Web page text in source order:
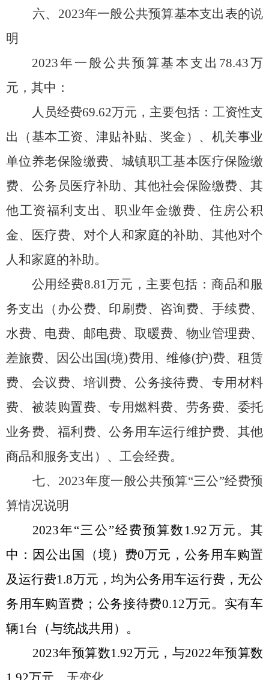
六、 2023年一般公共预算基本支出表的说
明
2023年一般公共预算基本支出 78.43万
元，其中：
人员经费69.62万元，主要包括： 工资性支
出
（基本工资、津贴补贴、奖金 ） 、 机关事业
单位养老保险缴费、 城镇职工基本医疗保险缴
费、 公务员医疗补助、其他社会保险缴费、其
他工资福利支出 、 职业年金缴费 、住房公积
金、 医疗费、 对个人和家庭的补助、 其他对个
人和家庭的补助。
公用经费8.81万元，主要包括： 商品和服
务支出
（ 办公费、 印刷费、 咨询费、 手续费、
水费、 电费、 邮电费、取暖费、 物业管理费、
差旅费、 因公出国(境)费用 、 维修(护)费、 租赁
费、 会议费、 培训费、公务接待费、 专用材料
费、 被装购置费、专用燃料费、 劳务费、 委托
业务费、 福利费、公务用车运行维护费、 其他
商品和服务支出） 、 工会经费。
七、 2023年度一般公共预算“三公”经费预
算情况说明
2023年“三公”经费预算数 1.92万元。其
中：因公出国（境）费0万元，公务用车购置
及运行费1.8万元，均为公务用车运行费，无公
务用车购置费；公务接待费0.12万元。实有车
辆1台（与统战共用）。
2023年预算数1.92万元，与2022年预算数